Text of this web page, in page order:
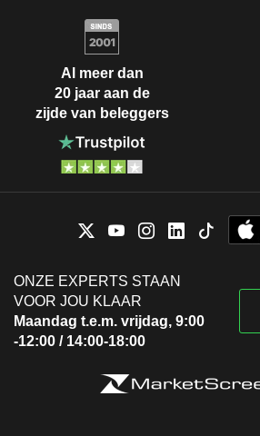
Al meer dan
20 jaar aan de
zijde van beleggers
ONZE EXPERTS STAAN
VOOR JOU KLAAR
Maandag t.e.m. vrijdag, 9:00
-12:00 / 14:00-18:00